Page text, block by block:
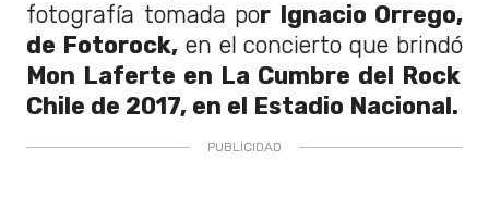
fotografía tomada por Ignacio Orrego,
de Fotorock,en el concierto que brindó
Mon Laferte en La Cumbre del Rock
Chile de 2017, en el Estadio Nacional.